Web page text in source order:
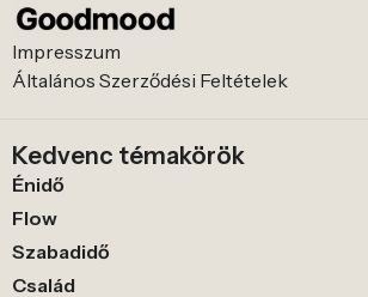
Impresszum
Általános Szerződési Feltételek
Kedvenc témakörök
Énidő
Flow
Szabadidő
Család